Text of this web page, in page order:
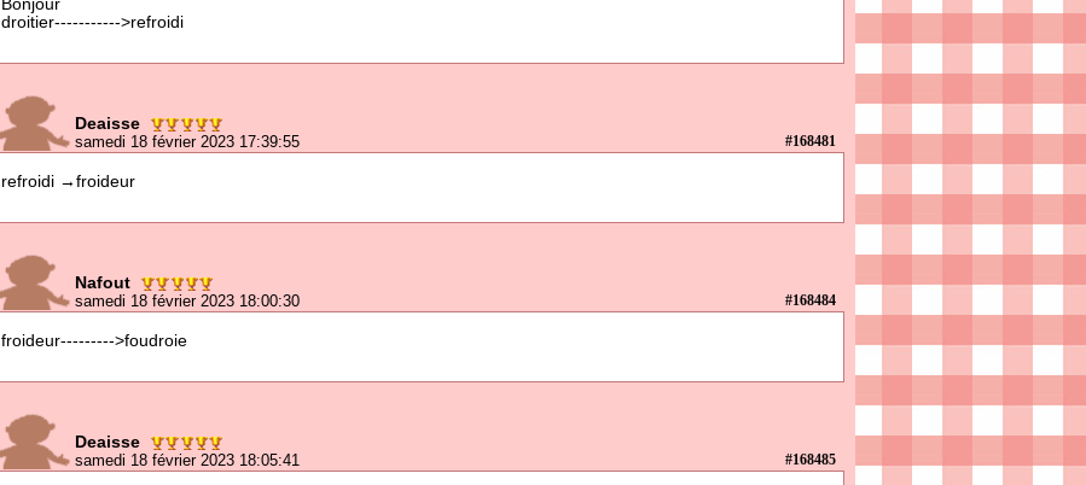
Bonjour
droitier----------->refroidi
Deaisse
samedi 18 février 2023 17:39:55
#168481
refroidi →froideur
Nafout
samedi 18 février 2023 18:00:30
#168484
froideur--------->foudroie
Deaisse
samedi 18 février 2023 18:05:41
#168485